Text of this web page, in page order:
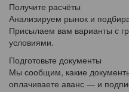
Получите расчёты
Анализируем рынок и
Присылаем вам варианты с
условиями.
Подготовьте документы
Мы сообщим, какие
оплачиваете аванс — и